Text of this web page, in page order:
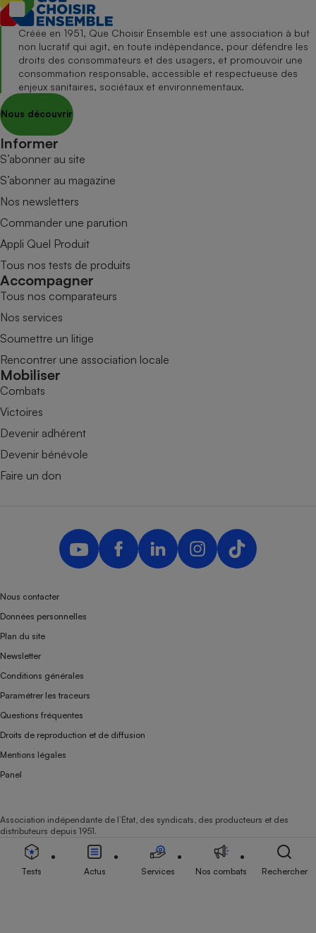
Créée en 1951, Que Choisir Ensemble est une association à but
non lucratif qui agit, en toute indépendance, pour défendre les
droits des consommateurs et des usagers, et promouvoir une
consommation responsable, accessible et respectueuse des
enjeux sanitaires, sociétaux et environnementaux.
Nous découvrir
Informer
S’abonner au site
S’abonner au magazine
Nos newsletters
Commander une parution
Appli Quel Produit
Tous nos tests de produits
Accompagner
Tous nos comparateurs
Nos services
Soumettre un litige
Rencontrer une association locale
Mobiliser
Combats
Victoires
Devenir adhérent
Devenir bénévole
Faire un don
Nous contacter
Données personnelles
Plan du site
Newsletter
Conditions générales
Paramétrer les traceurs
Questions fréquentes
Droits de reproduction et de diffusion
Mentions légales
Panel
Association indépendante de l’État, des syndicats, des producteurs et des
distributeurs depuis 1951.
Tests Actus Services Nos combats Rechercher